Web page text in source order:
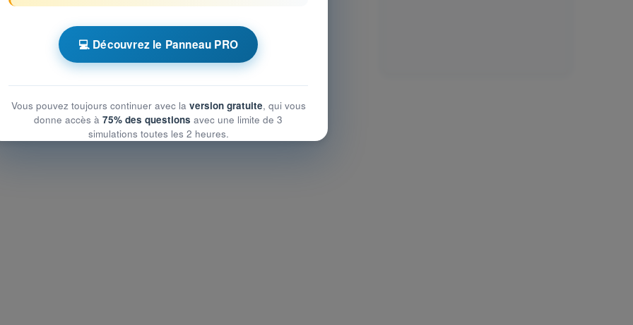
PPL(A) - Licence pilote privé avion
QCM d'Entraînement PPL(A) FR - Règlementation
💻 Découvrez le Panneau PRO
Vous pouvez toujours continuer avec la version gratuite, qui vous
donne accès à 75% des questions avec une limite de 3
simulations toutes les 2 heures.